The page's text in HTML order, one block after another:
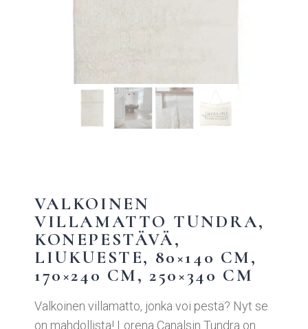
VALKOINEN
VILLAMATTO TUNDRA,
KONEPESTÄVÄ,
LIUKUESTE, 80×140 CM,
170×240 CM, 250×340 CM
Valkoinen villamatto, jonka voi pestä? Nyt se
on mahdollista! Lorena Canalsin Tundra on